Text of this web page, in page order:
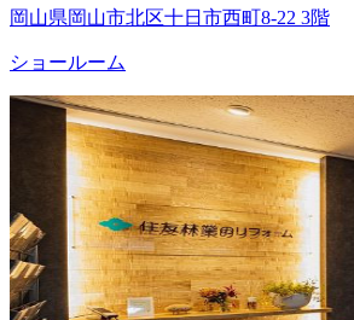
岡山県岡山市北区十日市西町8-22 3階
ショールーム